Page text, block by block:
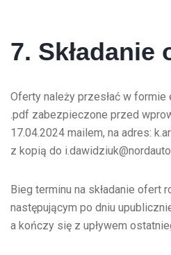
7. Składanie
Oferty należy przesłać w
.pdf zabezpieczone przed
17.04.2024 mailem, na adres:
z kopią do
Bieg terminu na składanie ofert
następującym po dniu
a kończy się z upływem